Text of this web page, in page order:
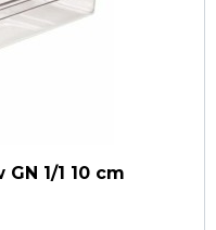
1/1 10 cm